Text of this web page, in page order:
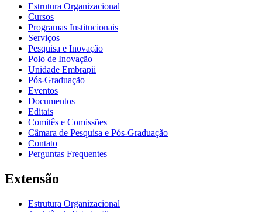
Estrutura Organizacional
Cursos
Programas Institucionais
Serviços
Pesquisa e Inovação
Polo de Inovação
Unidade Embrapii
Pós-Graduação
Eventos
Documentos
Editais
Comitês e Comissões
Câmara de Pesquisa e Pós-Graduação
Contato
Perguntas Frequentes
Extensão
Estrutura Organizacional